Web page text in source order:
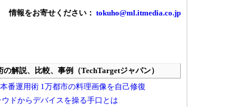
情報をお寄せください： tokuho@ml.itmedia.co.jp